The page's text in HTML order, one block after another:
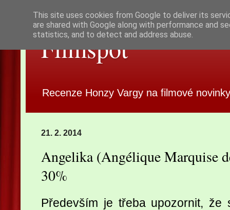
Filmspot
Recenze Honzy Vargy na filmové
21. 2. 2014
Angelika (Angélique Marquise
30%
Především je třeba upozornit, že
This site uses cookies from Google to deliver its
are shared with Google along with performance and
statistics, and to detect and address abuse.